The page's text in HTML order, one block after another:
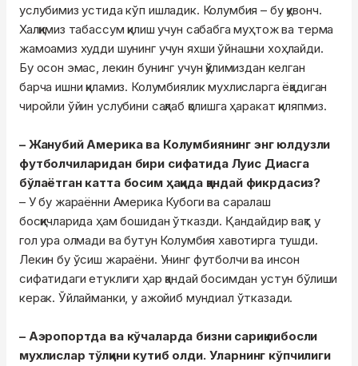
услубимиз устида кўп ишладик. Колумбия – бу қувонч.
Халқимиз табассум қилиш учун сабабга муҳтож ва терма
жамоамиз худди шунинг учун яхши ўйнашни хоҳлайди.
Бу осон эмас, лекин бунинг учун қўлимиздан келган
барча ишни қиламиз. Колумбиялик мухлисларга ёқадиган
чиройли ўйин услубини сақлаб қолишга ҳаракат қиляпмиз.
– Жанубий Америка ва Колумбиянинг энг юлдузли
футболчиларидан бири сифатида Луис Диасга
бўлаётган катта босим ҳақида қандай фикрдасиз?
– У бу жараённи Америка Кубоги ва саралаш
босқичларида ҳам бошидан ўтказди. Қандайдир вақт у
гол ура олмади ва бутун Колумбия хавотирга тушди.
Лекин бу ўсиш жараёни. Унинг футболчи ва инсон
сифатидаги етуклиги ҳар қандай босимдан устун бўлиши
керак. Ўйлайманки, у ажойиб мундиал ўтказади.
– Аэропортда ва кўчаларда бизни сариқ либосли
мухлислар тўлқини кутиб олди. Уларнинг кўпчилиги